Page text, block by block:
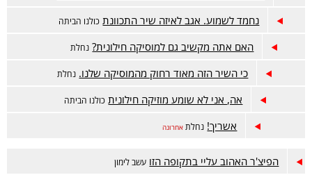
נחמד לשמוע. אגב לאיזה שיר התכוונת כולנו הביתה
האם אתה מקשיב גם למוסיקה חילונית? נחלת
כי השיר הזה מאוד רחוק מהמוסיקה שלנו. נחלת
אה, אני לא שומע מוזיקה חילונית כולנו הביתה
אשריך! נחלת אחרונה
הפיצ'ר האהוב עליי בתקופה הזו עשב לימון